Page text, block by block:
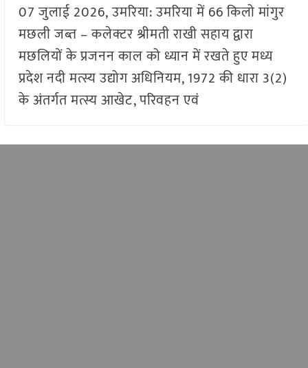
07 जुलाई 2026, उमरिया: उमरिया में 66 किलो मांगुर
मछली जब्त – कलेक्टर श्रीमती राखी सहाय द्वारा
मछलियों के प्रजनन काल को ध्यान में रखते हुए मध्य
प्रदेश नदी मत्स्य उद्योग अधिनियम, 1972 की धारा 3(2)
के अंतर्गत मत्स्य आखेट, परिवहन एवं